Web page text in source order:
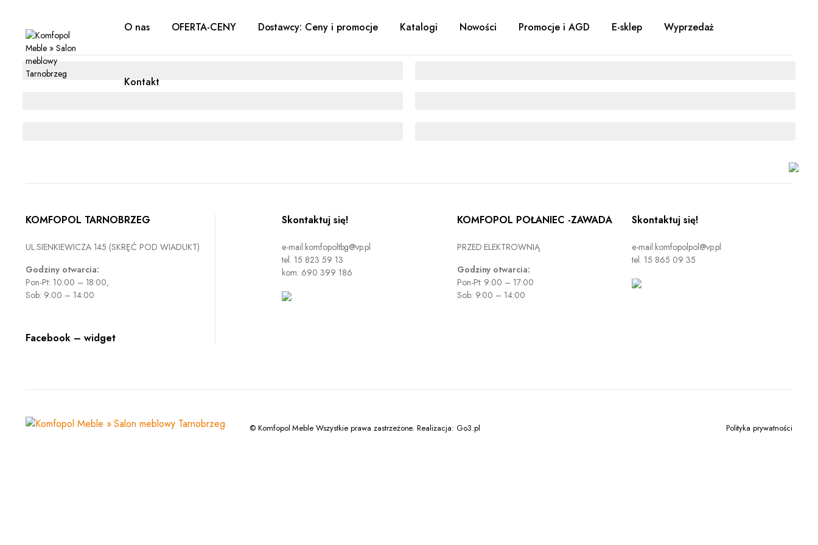
O nas OFERTA-CENY Dostawcy: Ceny i promocje Katalogi Nowości Promocje i AGD E-sklep Wyprzedaż
Kontakt
KOMFOPOL TARNOBRZEG
UL.SIENKIEWICZA 145 (SKRĘĆ POD WIADUKT)
Godziny otwarcia:
Pon-Pt: 10:00 – 18:00,
Sob: 9:00 – 14:00
Facebook – widget
Skontaktuj się!
e-mail:komfopoltbg@vp.pl
tel. 15 823 59 13
kom: 690 399 186
KOMFOPOL POŁANIEC -ZAWADA
PRZED ELEKTROWNIĄ
Godziny otwarcia:
Pon-Pt: 9:00 – 17:00
Sob: 9:00 – 14:00
Skontaktuj się!
e-mail:komfopolpol@vp.pl
tel. 15 865 09 35
© Komfopol Meble Wszystkie prawa zastrzeżone. Realizacja: Go3.pl Polityka prywatności